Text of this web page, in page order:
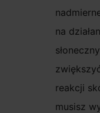
na
reakcji
musisz